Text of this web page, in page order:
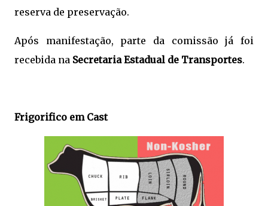
reserva de preservação.
Após manifestação, parte da comissão já foi
recebida na Secretaria Estadual de Transportes.
Frigorifico em Cast